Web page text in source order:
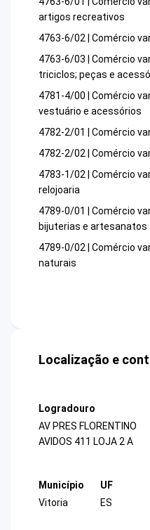
artigos recreativos
4763-6/02 | Comércio
4763-6/03 | Comércio
triciclos; peças e
4781-4/00 | Comércio
vestuário e acessórios
4782-2/01 | Comércio
4782-2/02 | Comércio
4783-1/02 | Comércio
relojoaria
4789-0/01 | Comércio
bijuterias e artesanatos
4789-0/02 | Comércio
naturais
Localização e
Logradouro
AV PRES FLORENTINO
AVIDOS 411 LOJA 2 A
Município
Vitoria
UF
ES